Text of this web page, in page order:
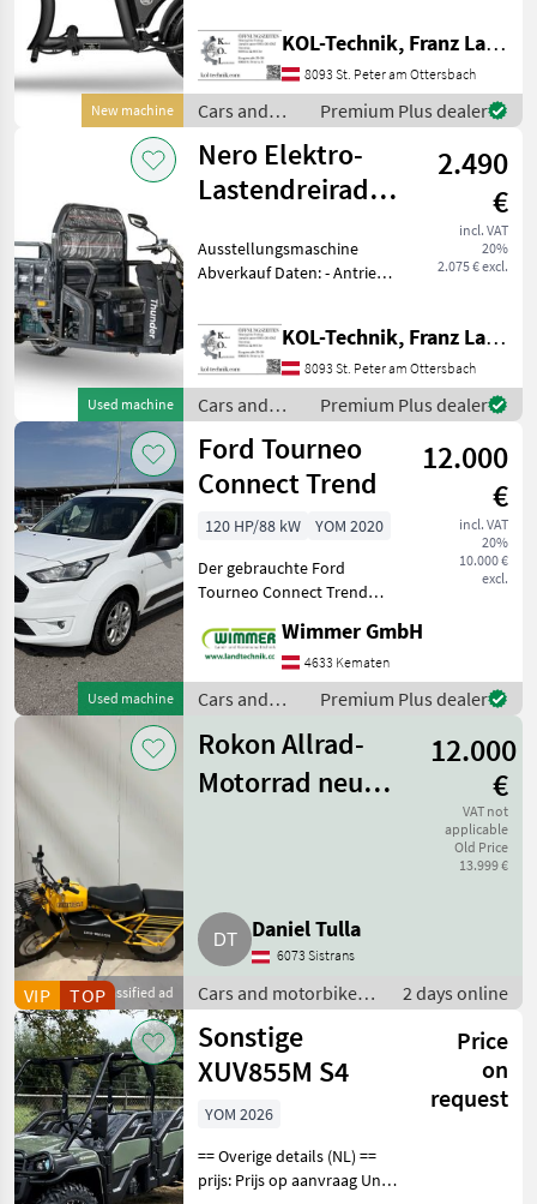
New machine
Geschwindigkeitsstufen: 3 -
Reichweite: 60–80 km -
Akku: 60V/30Ah Lithium - La
KOL-Technik, Franz Lampl-Küssner
8093 St. Peter am Ottersbach
Cars and
motorbikes /
Nero
Premium Plus dealer
Used machine
Nero Elektro-
Lastendreirad/Tuk-
2.490
€
incl. VAT
20%
2.075 € excl.
Ausstellungsmaschine
Abverkauf Daten: - Antrieb:
Batterie: 60 V, 45 Ah -
Bremse: Scheibenbremse
vorne, Trommelbremse
hinten - Max. G
KOL-Technik, Franz Lampl-Küssner
8093 St. Peter am Ottersbach
Cars and
motorbikes /
Nero
Premium Plus dealer
Used machine
Ford Tourneo
Connect Trend
12.000
€
incl. VAT
20%
10.000 €
excl.
120 HP/88 kW
YOM 2020
Der gebrauchte Ford
Tourneo Connect Trend
seine hohe
Alltagstauglichkeit, den
großzügigen Innenraum
und eine umfangreiche
Ausstattung. Das
Wimmer GmbH
4633 Kematen
Cars and
Ford
Premium Plus dealer
Classified ad
VIP TOP
Rokon Allrad-
Motorrad neu
12.000
€
VAT not
applicable
Old Price
13.999 €
Daniel Tulla
6073 Sistrans
Cars and motorbikes /
Motorbikes
2 days online
Sonstige
XUV855M S4
Price
on
request
YOM 2026
== Overige details (NL) ==
prijs: Prijs op aanvraag Unit: